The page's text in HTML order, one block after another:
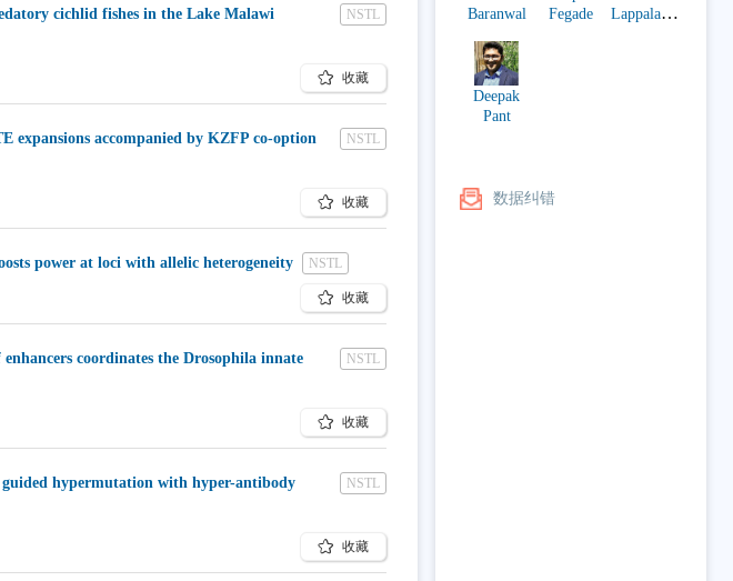
cichlid fishes in the Lake Malawi
NSTL
收藏
expansions accompanied by KZFP co-option
NSTL
收藏
power at loci with allelic heterogeneity NSTL
收藏
coordinates the Drosophila innate
NSTL
收藏
hypermutation with hyper-antibody
NSTL
收藏
Baranwal
Fegade
Lappalaine
Deepak
Pant
数据纠错